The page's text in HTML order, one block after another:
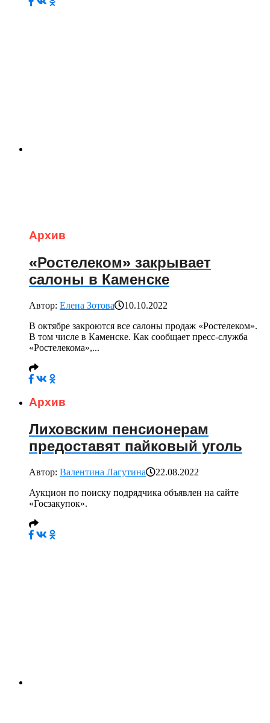
Архив
«Ростелеком» закрывает
салоны в Каменске
Автор: Елена Зотова
10.10.2022
В октябре закроются все салоны продаж «Ростелеком».
В том числе в Каменске. Как сообщает пресс-служба
«Ростелекома»,...
Архив
Лиховским пенсионерам
предоставят пайковый уголь
Автор: Валентина Лагутина
22.08.2022
Аукцион по поиску подрядчика объявлен на сайте
«Госзакупок».